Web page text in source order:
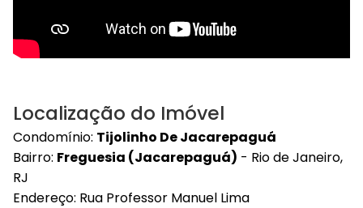
Localização do Imóvel
Condomínio: Tijolinho De Jacarepaguá
Bairro: Freguesia (Jacarepaguá) - Rio de Janeiro,
RJ
Endereço: Rua Professor Manuel Lima